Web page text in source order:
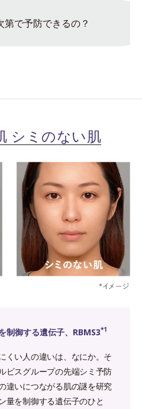
第で予防できるの？
シミのない肌
制御する遺伝子、RBMS3*1
くい人の違いは、なにか。そ
ビスグループの先端シミ予防
違いにつながる肌の謎を研究
量を制御する遺伝子のひと